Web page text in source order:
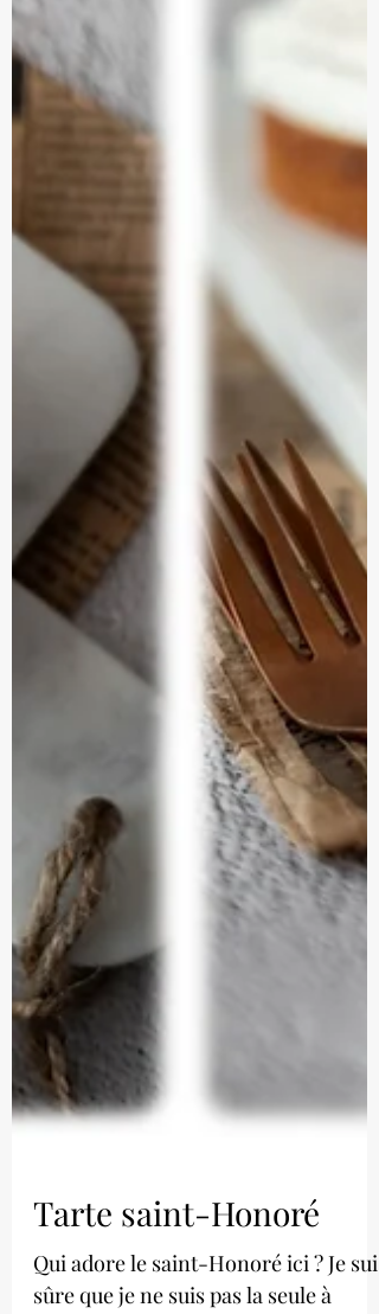
Tarte saint-Honoré